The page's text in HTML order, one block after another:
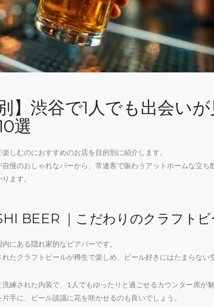
別】渋谷で1人でも出会い
選
しむのにおすすめのお店を目的別に紹介します。
自慢のおしゃれなバーから、常連客で賑わうアットホームな立
ます。
BEER ｜こだわりのクラフト
にある隠れ家的なビアバーです。
たクラフトビールが樽生で楽しめ、ビール好きにはたまらない
練された内装で、1人でもゆったりと過ごせるカウンター席が魅
手に、ビール談議に花を咲かせるのも良いでしょう。